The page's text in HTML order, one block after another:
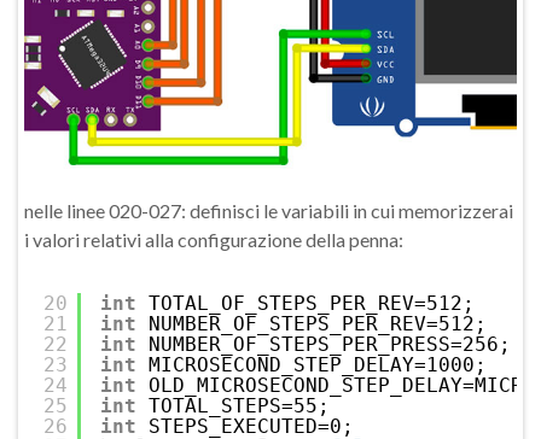
nelle linee 020-027: definisci le variabili in cui memorizzerai
i valori relativi alla configurazione della penna:
20
21
22
23
24
25
26
int TOTAL_OF_STEPS_PER_REV=512;
int
NUMBER_OF_STEPS_PER_REV=512;
int
NUMBER_OF_STEPS_PER_PRESS=256;
int MICROSECOND_STEP_DELAY=1000;
int
int TOTAL_STEPS=55;
int
STEPS_EXECUTED=0;